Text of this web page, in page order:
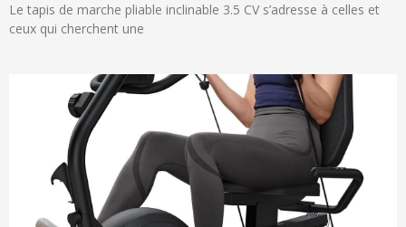
Le tapis de marche pliable inclinable 3.5 CV s’adresse à celles et
ceux qui cherchent une